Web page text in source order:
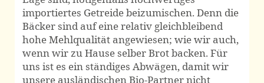
importiertes Getreide beizumischen. Denn die
Bäcker sind auf eine relativ gleich­bleibend
hohe Mehl­qualität angewiesen; wie wir auch,
wenn wir zu Hause selber Brot backen. Für
uns ist es ein ständiges Abwägen, damit wir
unsere aus­ländischen Bio-Partner nicht